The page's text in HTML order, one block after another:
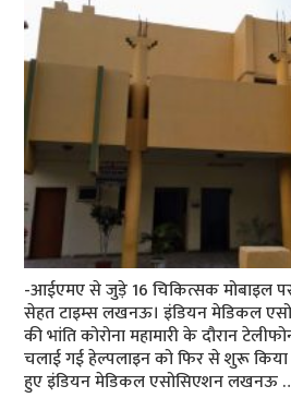
-आईएमए से जुड़े 16 चिकित्सक मोबाइल
सेहत टाइम्स लखनऊ। इंडियन मेडिकल
की भांति कोरोना महामारी के दौरान
चलाई गई हेल्पलाइन को फिर से शुरू किया
हुए इंडियन मेडिकल एसोसिएशन लखनऊ